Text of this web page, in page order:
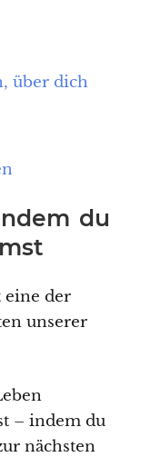
über dich
du
eine der
unserer
– indem du
nächsten